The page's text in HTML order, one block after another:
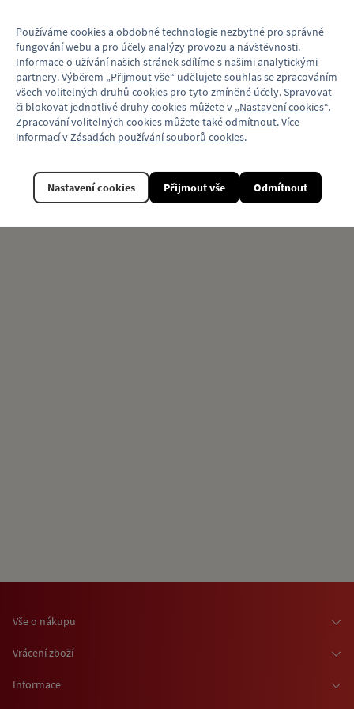
Model vozu Škoda ŠM 11
Motiv (typ vozu) Autobus
Věk
Související produkty
Vše o nákupu
Osobní odběr zboží
Vrácení zboží
Informace
Používáme cookies a obdobné technologie nezbytné pro správné
fungování webu a pro účely analýzy provozu a návštěvnosti.
Informace o užívání našich stránek sdílíme s našimi analytickými
partnery. Výběrem „Přijmout vše“ udělujete souhlas se zpracováním
všech volitelných druhů cookies pro tyto zmíněné účely. Spravovat
či blokovat jednotlivé druhy cookies můžete v „Nastavení cookies“.
Zpracování volitelných cookies můžete takéodmítnout. Více
informací vZásadách používání souborů cookies.
Odmítnout
Nastavení cookies Přijmout vše